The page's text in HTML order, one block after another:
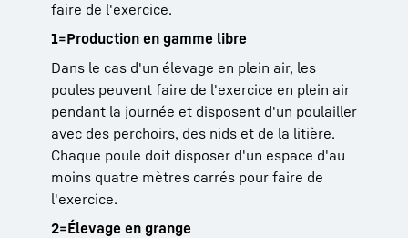
faire de l'exercice.
1=Production en gamme libre
Dans le cas d'un élevage en plein air, les
poules peuvent faire de l'exercice en plein air
pendant la journée et disposent d'un poulailler
avec des perchoirs, des nids et de la litière.
Chaque poule doit disposer d'un espace d'au
moins quatre mètres carrés pour faire de
l'exercice.
2=Élevage en grange